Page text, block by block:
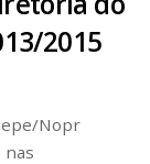
2015
Nopr
nas